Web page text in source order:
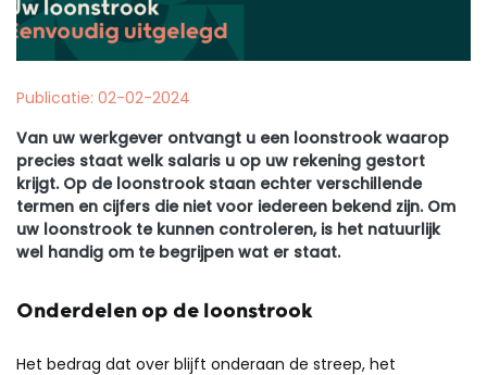
Publicatie: 02-02-2024
Van uw werkgever ontvangt u een loonstrook waarop
precies staat welk salaris u op uw rekening gestort
krijgt. Op de loonstrook staan echter verschillende
termen en cijfers die niet voor iedereen bekend zijn. Om
uw loonstrook te kunnen controleren, is het natuurlijk
wel handig om te begrijpen wat er staat.
Onderdelen op de loonstrook
Het bedrag dat over blijft onderaan de streep, het